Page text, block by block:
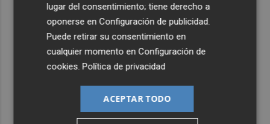
lugar del consentimiento; tiene derecho a
oponerse enConfiguración de publicidad
Puede retirar su consentimiento en
cualquier momento enConfiguración de
cookies .Política de privacidad
ACEPTAR TODO